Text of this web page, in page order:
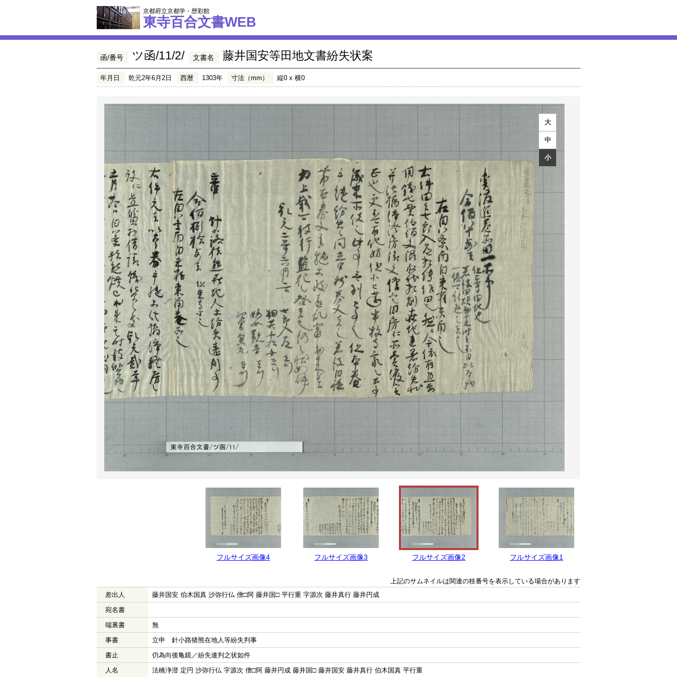
京都府立京都学・歴彩館
東寺百合文書WEB
函/番号 ツ函/11/2/ 文書名 藤井国安等田地文書紛失状案
年月日 乾元2年6月2日 西暦 1303年 寸法（mm） 縦0 x 横0
大
中
小
フルサイズ画像4 フルサイズ画像3 フルサイズ画像2 フルサイズ画像1
上記のサムネイルは関連の枝番号を表示している場合があります
差出人
藤井国安 伯木国真 沙弥行仏 僧□阿 藤井国□ 平行重 字源次 藤井真行 藤井円成
宛名書
端裏書
無
事書
立申 針小路猪熊在地人等紛失判事
書止
仍為向後亀鏡／紛失連判之状如件
人名
法橋浄澄 定円 沙弥行仏 字源次 僧□阿 藤井円成 藤井国□ 藤井国安 藤井真行 伯木国真 平行重